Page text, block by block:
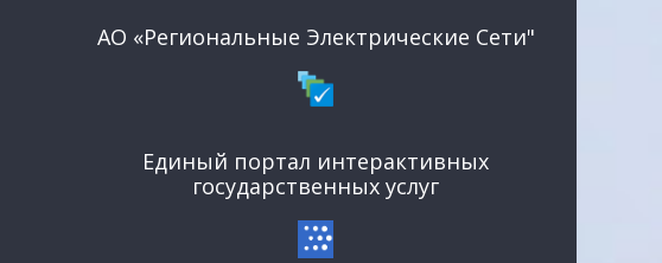
АО «Региональные Электрические Сети"
Единый портал интерактивных
государственных услуг